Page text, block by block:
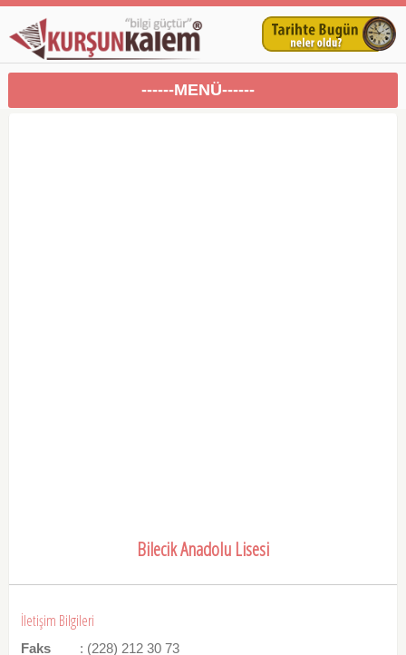
------MENÜ------
Bilecik Anadolu Lisesi
İletişim Bilgileri
Faks
: (228) 212 30 73